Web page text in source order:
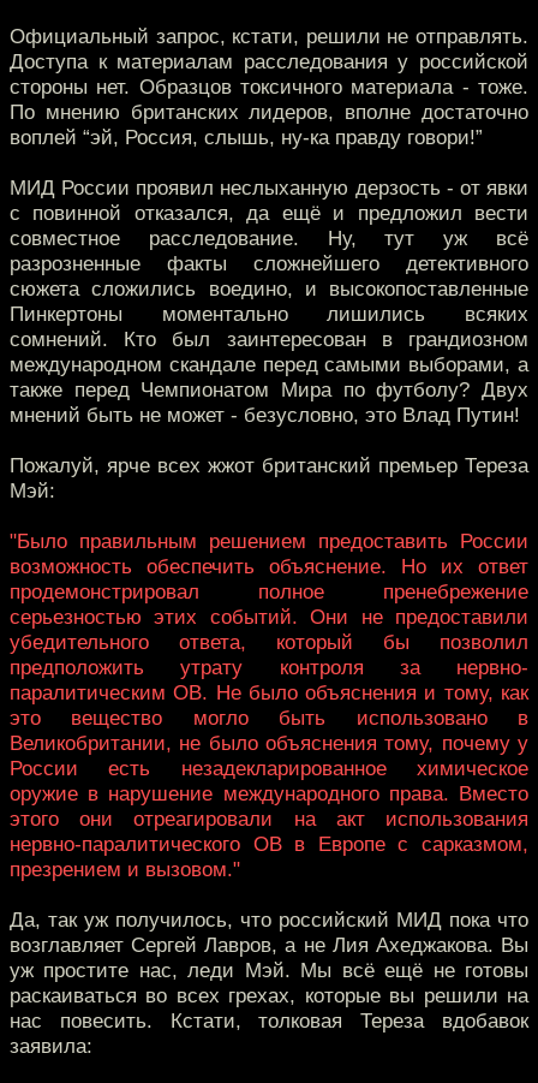
Официальный запрос, кстати, решили не отправлять.
Доступа к материалам расследования у российской
стороны нет. Образцов токсичного материала - тоже.
По мнению британских лидеров, вполне достаточно
воплей “эй, Россия, слышь, ну-ка правду говори!”
МИД России проявил неслыханную дерзость - от явки
с повинной отказался, да ещё и предложил вести
совместное расследование. Ну, тут уж всё
разрозненные факты сложнейшего детективного
сюжета сложились воедино, и высокопоставленные
Пинкертоны моментально лишились всяких
сомнений. Кто был заинтересован в грандиозном
международном скандале перед самыми выборами, а
также перед Чемпионатом Мира по футболу? Двух
мнений быть не может - безусловно, это Влад Путин!
Пожалуй, ярче всех жжот британский премьер Тереза
Мэй:
"Было правильным решением предоставить России
возможность обеспечить объяснение. Но их ответ
продемонстрировал полное пренебрежение
серьезностью этих событий. Они не предоставили
убедительного ответа, который бы позволил
предположить утрату контроля за нервно-
паралитическим ОВ. Не было объяснения и тому, как
это вещество могло быть использовано в
Великобритании, не было объяснения тому, почему у
России есть незадекларированное химическое
оружие в нарушение международного права. Вместо
этого они отреагировали на акт использования
нервно-паралитического ОВ в Европе с сарказмом,
презрением и вызовом."
Да, так уж получилось, что российский МИД пока что
возглавляет Сергей Лавров, а не Лия Ахеджакова. Вы
уж простите нас, леди Мэй. Мы всё ещё не готовы
раскаиваться во всех грехах, которые вы решили на
нас повесить. Кстати, толковая Тереза вдобавок
заявила: